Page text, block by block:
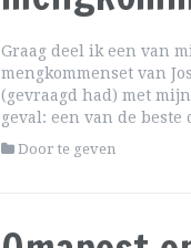
Graag deel ik een van
mengkommenset van
(gevraagd had) met
geval: een van de
Door te geven